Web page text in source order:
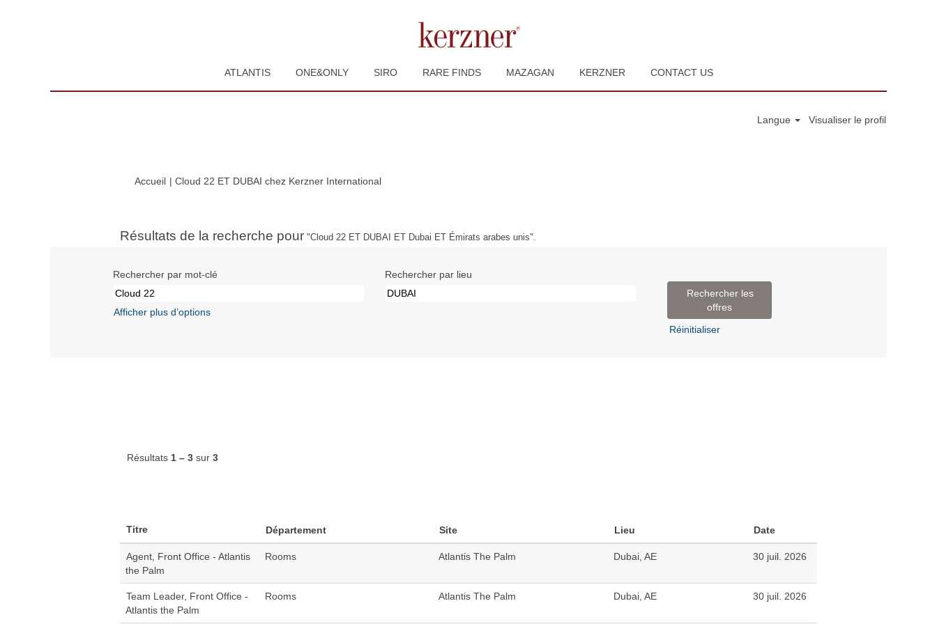
ATLANTIS ONE&ONLY SIRO RARE FINDS MAZAGAN KERZNER CONTACT US
Langue Visualiser le profil
Accueil | Cloud 22 ET DUBAI chez Kerzner International(page
Résultats de la recherche pour "Cloud 22 ET DUBAI ET Dubai ET Émirats arabes unis".
Rechercher par mot-clé Rechercher par lieu
Afficher plus d’options
Réinitialiser
Résultats 1 – 3 sur 3
Titre Département Site Lieu Date
Agent, Front Office - Atlantis
the Palm
Rooms Atlantis The Palm Dubai, AE 30 juil. 2026
Team Leader, Front Office -
Atlantis the Palm
Rooms Atlantis The Palm Dubai, AE 30 juil. 2026